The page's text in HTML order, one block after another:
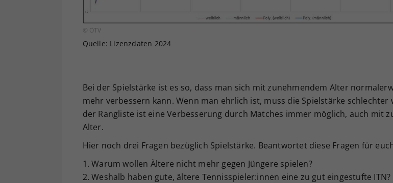
© ÖTV
Quelle: Lizenzdaten 2024
Bei der Spielstärke ist es so, dass man sich mit zunehmendem Alter
mehr verbessern kann. Wenn man ehrlich ist, muss die Spielstärke schlechter
der Rangliste ist eine Verbesserung durch Matches immer möglich, auch mit
Alter.
Hier noch drei Fragen bezüglich Spielstärke. Beantwortet diese Fragen für
1. Warum wollen Ältere nicht mehr gegen Jüngere spielen?
2. Weshalb haben gute, ältere Tennisspieler:innen eine zu gut eingestufte ITN?